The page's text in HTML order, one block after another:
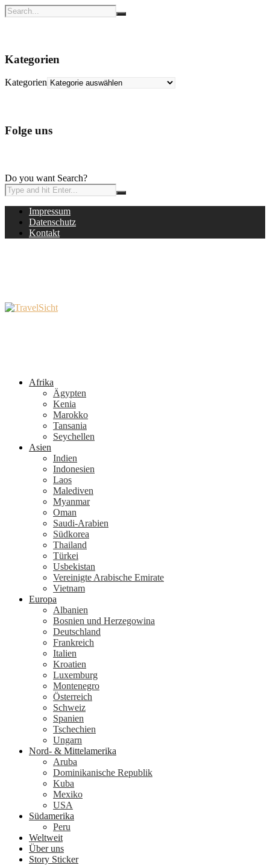
Kategorien
Kategorien
Folge uns
Do you want Search?
Impressum
Datenschutz
Kontakt
Afrika
Ägypten
Kenia
Marokko
Tansania
Seychellen
Asien
Indien
Indonesien
Laos
Malediven
Myanmar
Oman
Saudi-Arabien
Südkorea
Thailand
Türkei
Usbekistan
Vereinigte Arabische Emirate
Vietnam
Europa
Albanien
Bosnien und Herzegowina
Deutschland
Frankreich
Italien
Kroatien
Luxemburg
Montenegro
Österreich
Schweiz
Spanien
Tschechien
Ungarn
Nord- & Mittelamerika
Aruba
Dominikanische Republik
Kuba
Mexiko
USA
Südamerika
Peru
Weltweit
Über uns
Story Sticker